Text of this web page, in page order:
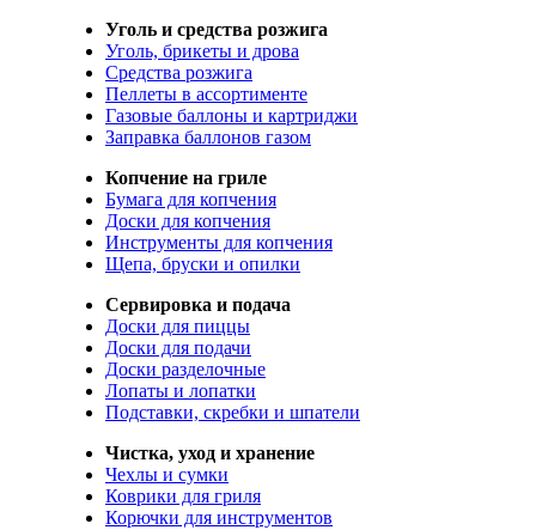
Уголь и средства розжига
Уголь, брикеты и дрова
Средства розжига
Пеллеты в ассортименте
Газовые баллоны и картриджи
Заправка баллонов газом
Копчение на гриле
Бумага для копчения
Доски для копчения
Инструменты для копчения
Щепа, бруски и опилки
Сервировка и подача
Доски для пиццы
Доски для подачи
Доски разделочные
Лопаты и лопатки
Подставки, скребки и шпатели
Чистка, уход и хранение
Чехлы и сумки
Коврики для гриля
Корючки для инструментов